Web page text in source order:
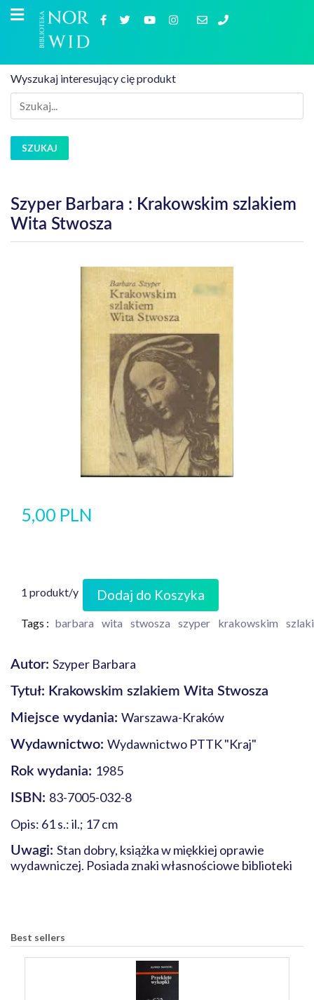
Wyszukaj interesujący cię produkt
SZUKAJ
Szyper Barbara : Krakowskim szlakiem
Wita Stwosza
5,00 PLN
1 produkt/y Dodaj do Koszyka
Tags : barbara wita stwosza szyper krakowskim
Autor: Szyper Barbara
Tytuł: Krakowskim szlakiem Wita Stwosza
Miejsce wydania: Warszawa-Kraków
Wydawnictwo: Wydawnictwo PTTK "Kraj"
Rok wydania: 1985
ISBN: 83-7005-032-8
Opis: 61 s.: il.; 17 cm
Uwagi: Stan dobry, książka w miękkiej oprawie
wydawniczej. Posiada znaki własnościowe biblioteki
Best sellers